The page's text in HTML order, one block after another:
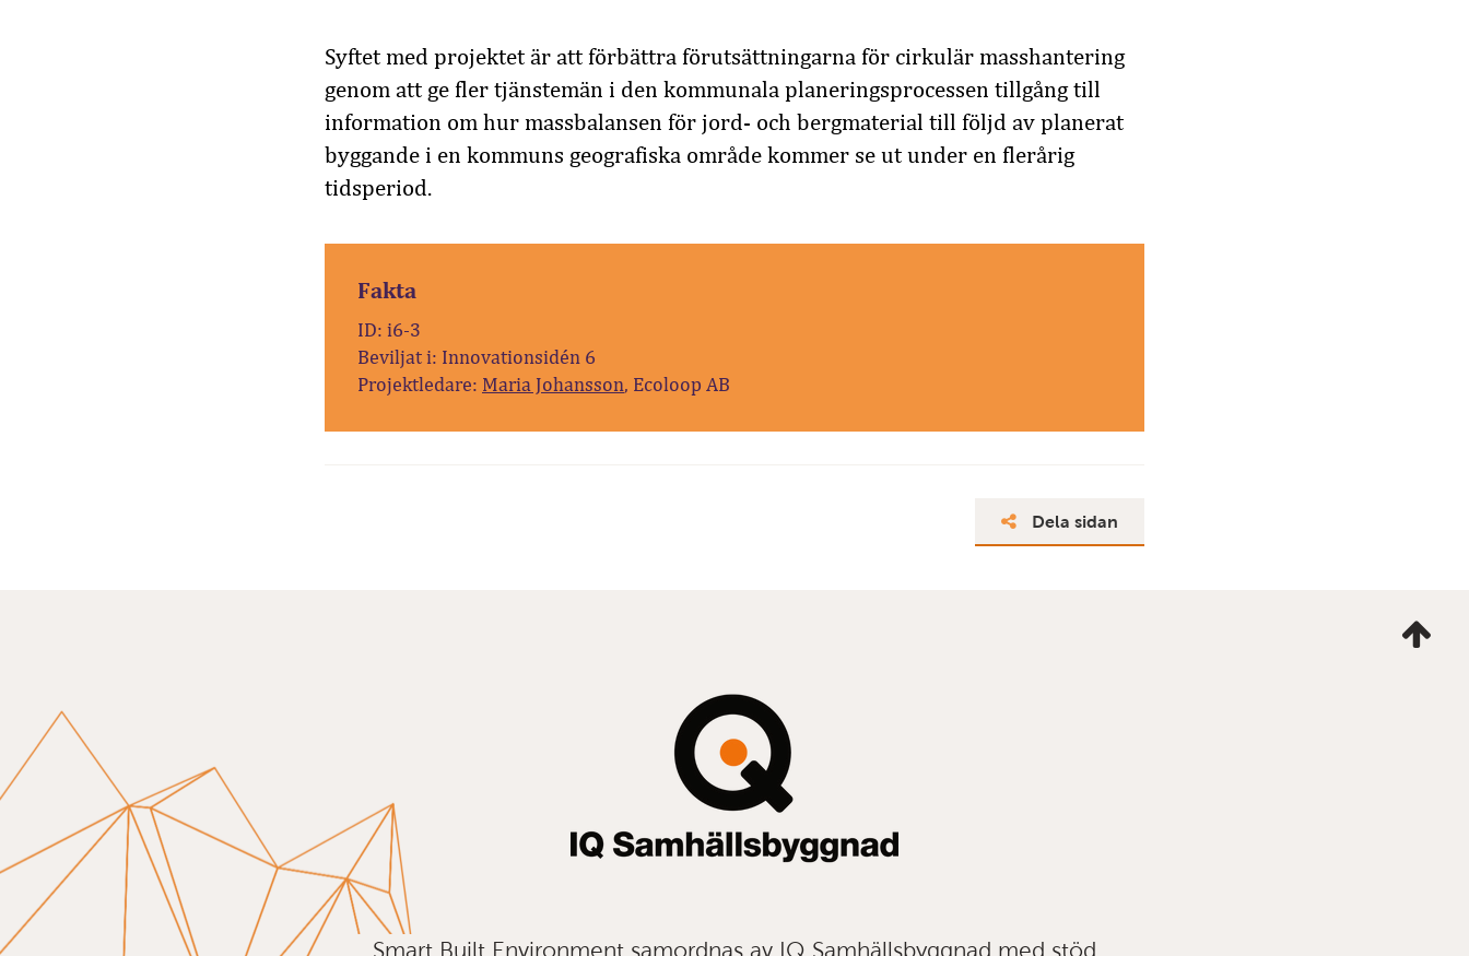
Syftet med projektet är att förbättra förutsättningarna för cirkulär masshantering
genom att ge fler tjänstemän i den kommunala planeringsprocessen tillgång till
information om hur massbalansen för jord- och bergmaterial till följd av planerat
byggande i en kommuns geografiska område kommer se ut under en flerårig
tidsperiod.
Fakta
ID: i6-3
Beviljat i: Innovationsidén 6
Projektledare: Maria Johansson, Ecoloop AB
Dela sidan
mig
Smart Built Environment samordnas av IQ Samhällsbyggnad med stöd